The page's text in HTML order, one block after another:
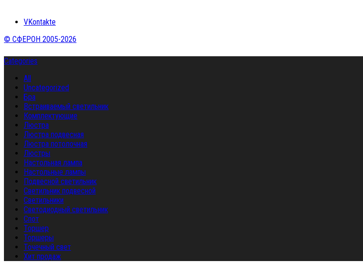
VKontakte
© СФЕРОН 2005-2026
Categories
All
Uncategorized
Бра
Встраиваемый светильник
Комплектующие
Люстра
Люстра подвесная
Люстра потолочная
Люстры
Настольная лампа
Настольные лампы
Подвесной светильник
Светильник подвесной
Светильники
Светодиодный светильник
Спот
Торшер
Торшеры
Точечный свет
Хит продаж